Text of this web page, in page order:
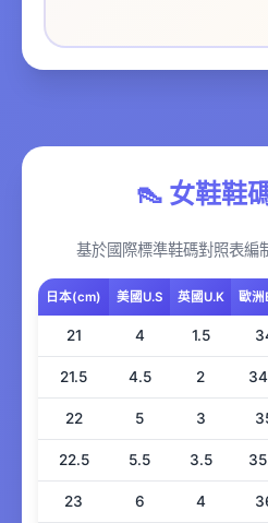
👠 女鞋鞋
基於國際標準鞋碼對照表編
日本(cm) 美國U.S 英國U.K 歐洲
21 4 1.5
21.5 4.5 2
22 5 3
22.5 5.5 3.5
23 6 4